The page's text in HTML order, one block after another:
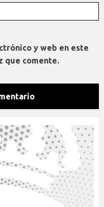
y web en este
que comente.